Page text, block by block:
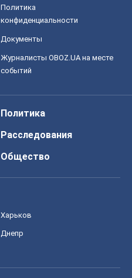
Политика
конфиденциальности
Документы
Журналисты OBOZ.UA на месте
событий
Политика
Расследования
Общество
Харьков
Днепр